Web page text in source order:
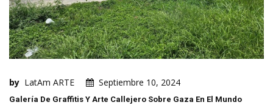
by LatAm ARTE Septiembre 10, 2024
Galería De Graffitis Y Arte Callejero Sobre Gaza En El Mundo